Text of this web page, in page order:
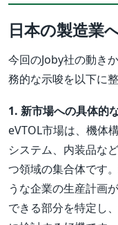
日本の製造業
今回のJoby社の動き
務的な示唆を以下に整
1. 新市場への具体的
eVTOL市場は、機体
システム、内装品な
つ領域の集合体です
うな企業の生産計画
できる部分を特定し